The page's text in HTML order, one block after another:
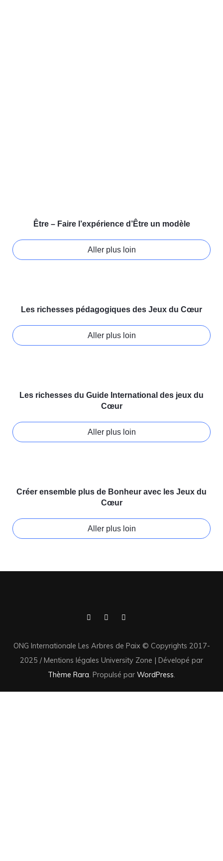
Être – Faire l’expérience d’Être un modèle
Aller plus loin
Les richesses pédagogiques des Jeux du Cœur
Aller plus loin
Les richesses du Guide International des jeux du
Cœur
Aller plus loin
Créer ensemble plus de Bonheur avec les Jeux du
Cœur
Aller plus loin
ONG Internationale Les Arbres de Paix © Copyrights 2017-
2025 / Mentions légales University Zone | Dévelopé par
Thème Rara. Propulsé par WordPress.